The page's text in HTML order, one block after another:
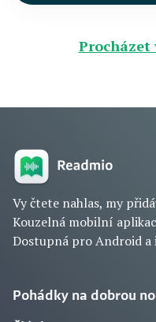
Procházet
Vy čtete nahlas, my
Kouzelná mobilní
Dostupná pro Android a
Pohádky na dobrou